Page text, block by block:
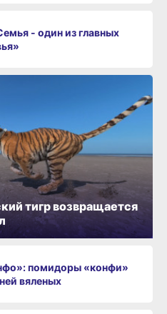
- один из главных
помидоры «конфи»
вяленых
тигр возвращается